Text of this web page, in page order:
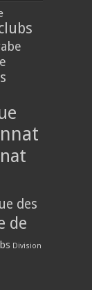
des
de
Division